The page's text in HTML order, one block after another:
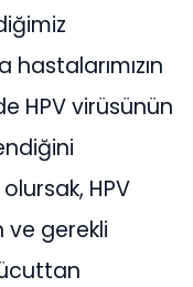
hastalarımızın
HPV virüsünün
HPV
gerekli